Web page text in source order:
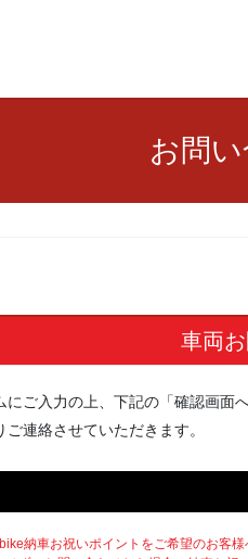
お問
車両
ご入力の上、下記の「確認画
連絡させていただきます。
納車お祝いポイントをご希望のお客様